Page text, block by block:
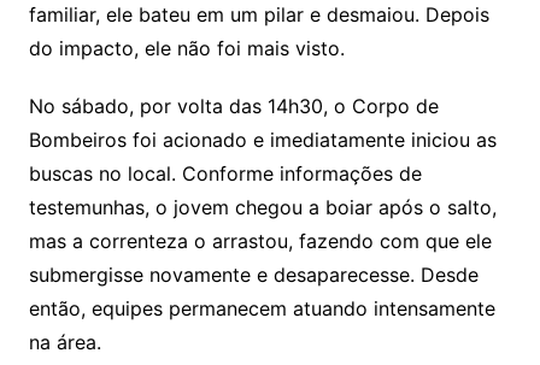
familiar, ele bateu em um pilar e desmaiou. Depois
do impacto, ele não foi mais visto.
No sábado, por volta das 14h30, o Corpo de
Bombeiros foi acionado e imediatamente iniciou as
buscas no local. Conforme informações de
testemunhas, o jovem chegou a boiar após o salto,
mas a correnteza o arrastou, fazendo com que ele
submergisse novamente e desaparecesse. Desde
então, equipes permanecem atuando intensamente
na área.